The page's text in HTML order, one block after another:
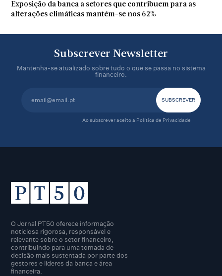
Exposição da banca a setores que contribuem para as
alterações climáticas mantém-se nos 62%
Subscrever Newsletter
Mantenha-se atualizado sobre tudo o que se passa no sistema
financeiro.
Ao subscrever aceito a Política de Privacidade
O Jornal PT50 oferece informação
noticiosa rigorosa, responsável e
relevante sobre o setor financeiro,
contribuindo para uma tomada de
decisão mais sustentada por parte dos
gestores e lideres da banca e área
financeira.